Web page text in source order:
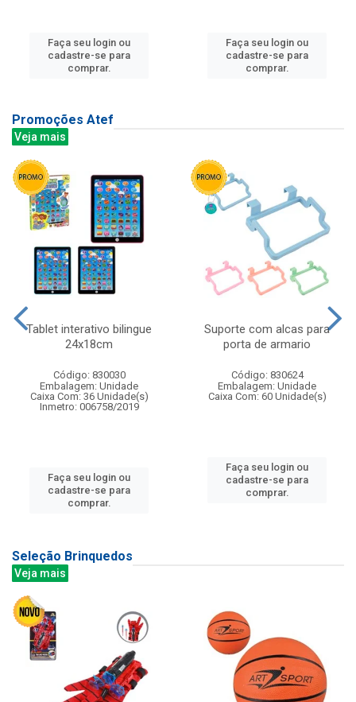
Faça seu login ou
cadastre-se para
comprar.
Faça seu login ou
cadastre-se para
comprar.
Promoções Atef
Veja mais
Tablet interativo bilingue
24x18cm
Código: 830030
Embalagem: Unidade
Caixa Com: 36 Unidade(s)
Inmetro: 006758/2019
Faça seu login ou
cadastre-se para
comprar.
Suporte com alcas para
porta de armario
Código: 830624
Embalagem: Unidade
Caixa Com: 60 Unidade(s)
Faça seu login ou
cadastre-se para
comprar.
Seleção Brinquedos
Veja mais